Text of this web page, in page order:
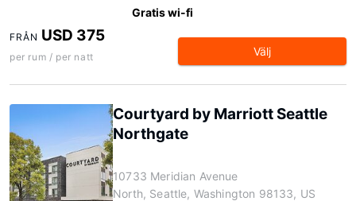
Gratis wi-fi
FRÅN USD 375
per rum / per natt Välj
Courtyard by Marriott Seattle
Northgate
10733 Meridian Avenue
North, Seattle, Washington 98133, US